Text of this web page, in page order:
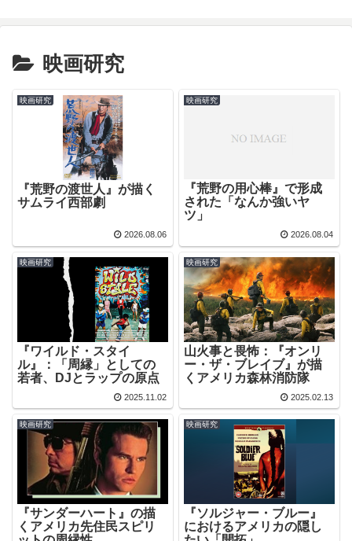
映画研究
映画研究
『荒野の渡世人』が描く
サムライ西部劇
2026.08.06
映画研究
『荒野の用心棒』で形成
された「なんか強いヤ
ツ」
2026.08.04
映画研究
『ワイルド・スタイ
ル』：「周縁」としての
若者、DJとラップの原点
2025.11.02
映画研究
山火事と畏怖：『オンリ
ー・ザ・ブレイブ』が描
くアメリカ森林消防隊
2025.02.13
映画研究
『サンダーハート』の描
くアメリカ先住民スピリ
映画研究
『ソルジャー・ブルー』
におけるアメリカの隠し